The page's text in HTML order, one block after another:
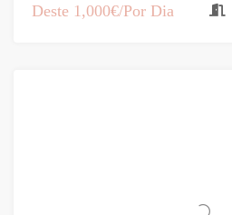
Deste 1,000€/Por Dia